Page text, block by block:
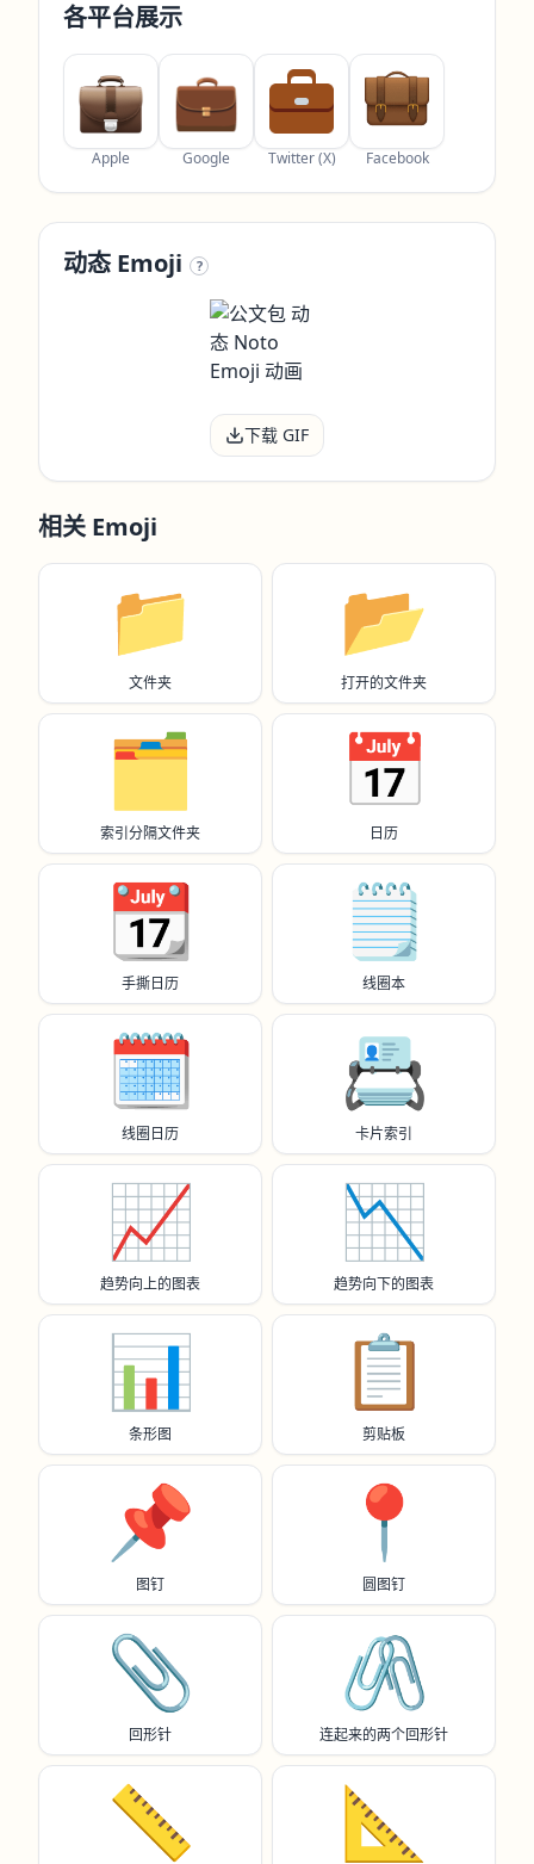
各平台展示
Apple Google Twitter (X) Facebook
动态 Emoji ?
下载 GIF
相关 Emoji
📁
文件夹
📂
打开的文件夹
🗂️
索引分隔文件夹
📅
日历
📆
手撕日历
🗒️
线圈本
🗓️
线圈日历
📇
卡片索引
📈
趋势向上的图表
📉
趋势向下的图表
📊
条形图
📋️
剪贴板
📌
图钉
📍
圆图钉
📎
回形针
🖇️
连起来的两个回形针
📏 📐